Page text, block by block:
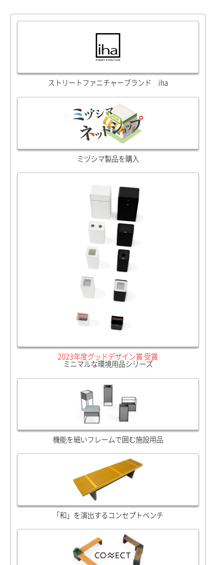
ストリートファニチャーブランド iha
ミヅシマ製品を購入
2023年度グッドデザイン賞 受賞
ミニマルな環境用品シリーズ
機能を細いフレームで囲む施設用品
「和」を演出するコンセプトベンチ